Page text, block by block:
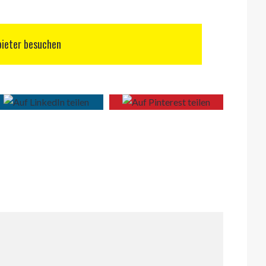
besuchen